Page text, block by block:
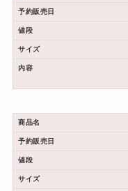
予約販売日
値段
サイズ
内容
商品名
予約販売日
値段
サイズ